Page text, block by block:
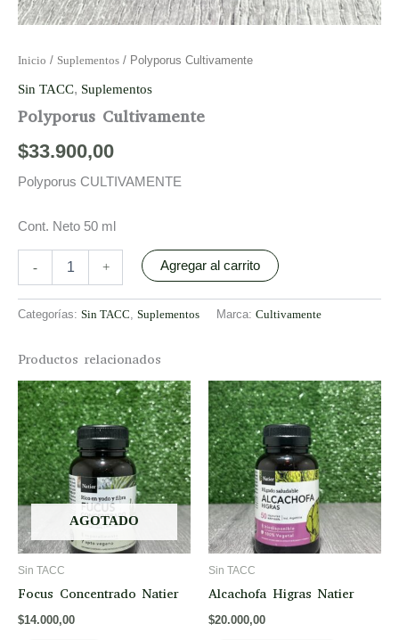
Inicio / Suplementos / Polyporus Cultivamente
Sin TACC, Suplementos
Polyporus Cultivamente
$33.900,00
Polyporus CULTIVAMENTE
Cont. Neto 50 ml
- + Agregar al carrito
Categorías: Sin TACC, Suplementos Marca: Cultivamente
Productos relacionados
AGOTADO
Sin TACC
Focus Concentrado Natier
$14.000,00
Sin TACC
Alcachofa Higras Natier
$20.000,00